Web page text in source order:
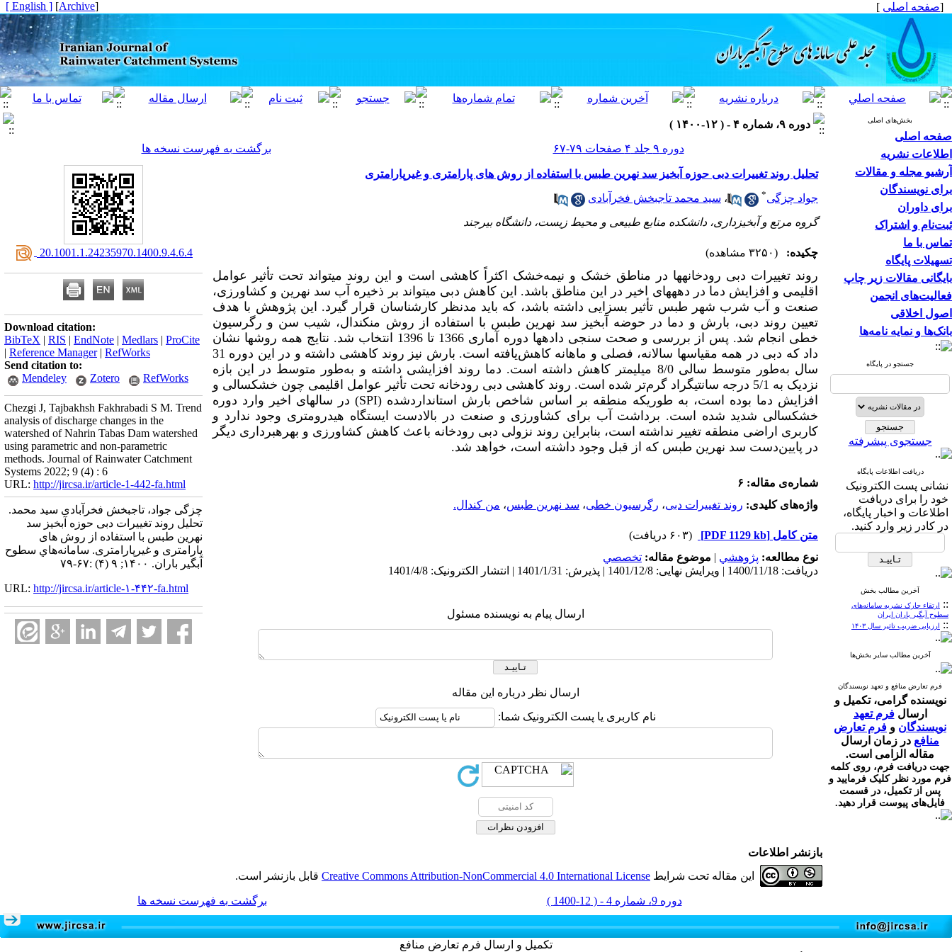
[صفحه اصلی ]
[
Archive
]
[ English ]
بخش‌های اصلی
صفحه اصلی
اطلاعات نشریه
آرشیو مجله و مقالات
برای نویسندگان
برای داوران
ثبت‌نام و اشتراک
تماس با ما
تسهیلات پایگاه
بایگانی مقالات زیر چاپ
فعالیت‌های انجمن
اصول اخلاقی
بانک‌ها و نمایه نامه‌ها
جستجو در پایگاه
جستجوی پیشرفته
دریافت اطلاعات پایگاه
نشانی پست الکترونیک
خود را برای دریافت
اطلاعات و اخبار پایگاه،
در کادر زیر وارد کنید.
آخرین مطالب بخش
:: ارتقاء چارک نشریه سامانه‌های
سطوح آبگیر باران ایران
:: ارزیابی ضریب تاثیر سال ۱۴۰۳
آخرین مطالب سایر بخش‌ها
فرم تعارض منافع و تعهد نویسندگان
نویسنده گرامی، تکمیل و
ارسالفرم تعهد
نویسندگان و فرم تعارض
منافع در زمان ارسال
مقاله الزامی است.
جهت دریافت فرم، روی کلمه
فرم مورد نظر کلیک فرمایید و
پس از تکمیل، در قسمت
فایل‌های پیوست قرار دهید.
دوره ۹، شماره ۴ - ( ۱۲-۱۴۰۰ )
دوره ۹ جلد ۴ صفحات ۷۹-۶۷
برگشت به فهرست نسخه ها
تحلیل روند تغییرات دبی حوزه آبخیز سد نهرین طبس با استفاده از روش های پارامتری و غیرپارامتری
جواد چزگی* ، سید محمد تاجبخش فخرآبادی
گروه مرتع و آبخیزداری، دانشکده منابع طبیعی و محیط زیست، دانشگاه بیرجند
چکیده: (۳۲۵۰ مشاهده)
روند تغییرات دبی رودخانه­ها در مناطق خشک و نیمه‌خشک اکثراً کاهشی است و این روند می­تواند تحت تأثیر عوامل
اقلیمی و افزایش دما در دهه­های اخیر در این مناطق باشد. این کاهش دبی می­تواند بر ذخیره آب سد نهرین و کشاورزی،
صنعت و آب شرب شهر طبس تأثیر بسزایی داشته باشد، که باید مدنظر کارشناسان قرار گیرد. این پژوهش با هدف
تعیین روند دبی، بارش و دما در حوضه آبخیز سد نهرین طبس با استفاده از روش من­کندال، شیب سن و رگرسیون
خطی انجام شد. پس از بررسی و صحت سنجی داده­ها دوره آماری 1366 تا 1396 انتخاب شد. نتایج همه روش­ها نشان
داد که دبی در همه مقیاس­ها سالانه، فصلی و ماهانه کاهش‌یافته است. بارش نیز روند کاهشی داشته و در این دوره 31
سال به‌طور متوسط سالی 8/0 میلی­متر کاهش داشته است. دما روند افزایشی داشته و به‌طور متوسط در این بازه
نزدیک به 5/1 درجه سانتی­گراد گرم‌تر شده است. روند کاهشی دبی رودخانه تحت تأثیر عوامل اقلیمی چون خشکسالی و
افزایش دما بوده است، به طوری­که منطقه بر اساس شاخص بارش استانداردشده (SPI
) در سال­های اخیر وارد دوره
خشکسالی شدید شده است. برداشت آب برای کشاورزی و صنعت در بالادست ایستگاه هیدرومتری وجود ندارد و
کاربری اراضی منطقه تغییر نداشته است، بنابراین روند نزولی دبی رودخانه باعث کاهش کشاورزی و بهره­برداری دیگر
در پایین‌دست سد نهرین طبس که از قبل وجود داشته است، خواهد شد.
شماره‌ی مقاله: ۶
واژه‌های کلیدی: روند تغییرات دبی، رگرسیون خطی، سد نهرین طبس، من کندال.
متن کامل [PDF 1129 kb]
(۶۰۳ دریافت)
نوع مطالعه: پژوهشي | موضوع مقاله: تخصصي
دریافت: 1400/11/18 | ویرایش نهایی: 1401/12/8 | پذیرش: 1401/1/31 | انتشار الکترونیک: 1401/4/8
ارسال پیام به نویسنده مسئول
ارسال نظر درباره این مقاله
نام کاربری یا پست الکترونیک شما:
‎ 20.1001.1.24235970.1400.9.4.6.4
Download citation:
BibTeX | RIS | EndNote | Medlars | ProCite
| Reference Manager| RefWorks
Send citation to:
Mendeley
Zotero RefWorks
Chezgi J, Tajbakhsh Fakhrabadi S M. Trend
analysis of discharge changes in the
watershed of Nahrin Tabas Dam watershed
using parametric and non-parametric
methods. Journal of Rainwater Catchment
Systems 2022; 9 (4) : 6
URL: http://jircsa.ir/article-1-442-fa.html
چزگی جواد، تاجبخش فخرآبادی سید محمد.
تحلیل روند تغییرات دبی حوزه آبخیز سد
نهرین طبس با استفاده از روش های
پارامتری و غیرپارامتری. سامانه‌هاي سطوح
آبگير باران. ۱۴۰۰; ۹ (۴) :۶۷-۷۹
URL: http://jircsa.ir/article-۱-۴۴۲-fa.html
بازنشر اطلاعات
این مقاله تحت شرایط Creative Commons Attribution-NonCommercial 4.0 International License قابل بازنشر است.
دوره 9، شماره 4 - ( 12-1400 ) برگشت به فهرست نسخه ها
تکمیل و ارسال فرم تعارض منافع